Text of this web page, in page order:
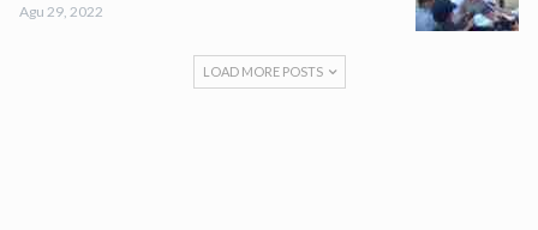
Agu 29, 2022
LOAD MORE POSTS